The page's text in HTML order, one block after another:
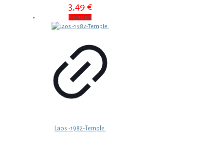
3,49 €
Reduceri
Laos -1982-Temple.